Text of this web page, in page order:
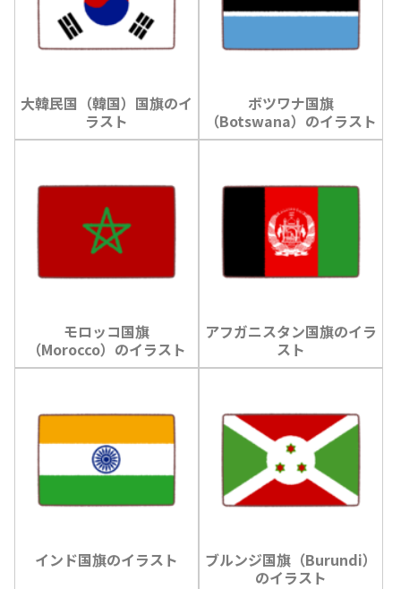
大韓民国（韓国）国旗のイ
ラスト
ボツワナ国旗
（Botswana）のイラスト
モロッコ国旗
（Morocco）のイラスト
アフガニスタン国旗のイラ
スト
インド国旗のイラスト
ブルンジ国旗（Burundi）
のイラスト